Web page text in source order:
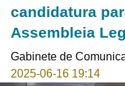
candidatura
Assembleia
Gabinete de
2025-06-16 19:14